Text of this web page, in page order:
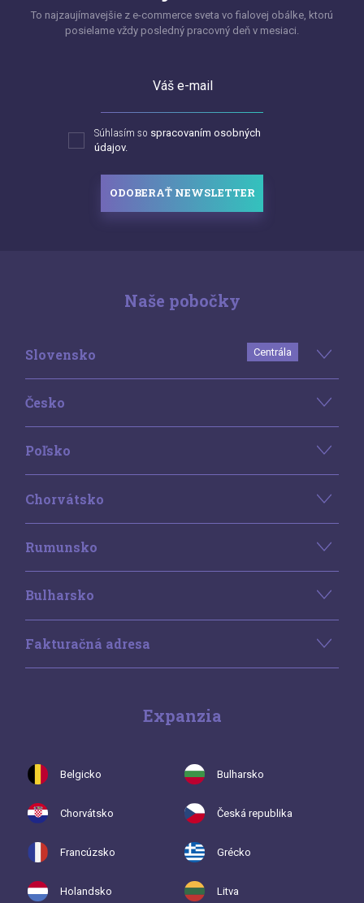
To najzaujímavejšie z e-commerce sveta vo fialovej obálke, ktorú
posielame vždy posledný pracovný deň v mesiaci.
Váš e-mail
Súhlasím so spracovaním osobných
údajov.
ODOBERAŤ NEWSLETTER
Naše pobočky
Slovensko Centrála
Česko
Poľsko
Chorvátsko
Rumunsko
Bulharsko
Fakturačná adresa
Expanzia
Belgicko Bulharsko
Chorvátsko Česká republika
Francúzsko Grécko
Holandsko Litva